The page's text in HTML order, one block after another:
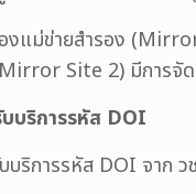
งแม่ข่ายสำรอง
Site 2) มีการจัด
บริการรหัส DOI
บริการรหัส DOI จาก